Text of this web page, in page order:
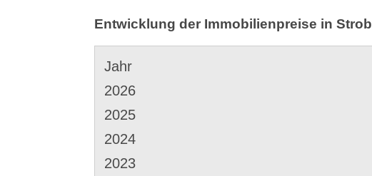
Entwicklung der Immobilienpreise in Strobl
Jahr
2026
2025
2024
2023